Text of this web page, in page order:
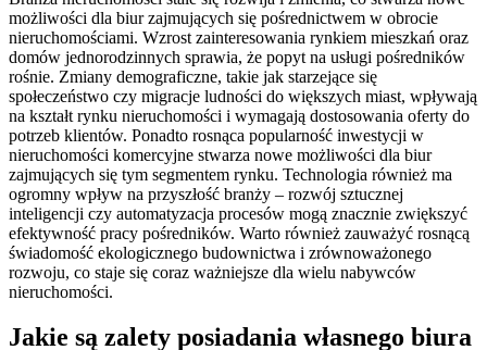
możliwości dla biur zajmujących się pośrednictwem w obrocie
nieruchomościami. Wzrost zainteresowania rynkiem mieszkań oraz
domów jednorodzinnych sprawia, że popyt na usługi pośredników
rośnie. Zmiany demograficzne, takie jak starzejące się
społeczeństwo czy migracje ludności do większych miast, wpływają
na kształt rynku nieruchomości i wymagają dostosowania oferty do
potrzeb klientów. Ponadto rosnąca popularność inwestycji w
nieruchomości komercyjne stwarza nowe możliwości dla biur
zajmujących się tym segmentem rynku. Technologia również ma
ogromny wpływ na przyszłość branży – rozwój sztucznej
inteligencji czy automatyzacja procesów mogą znacznie zwiększyć
efektywność pracy pośredników. Warto również zauważyć rosnącą
świadomość ekologicznego budownictwa i zrównoważonego
rozwoju, co staje się coraz ważniejsze dla wielu nabywców
nieruchomości.
Jakie są zalety posiadania własnego biura